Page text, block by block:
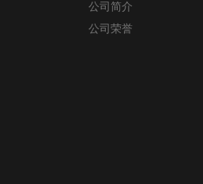
公司简介
公司荣誉